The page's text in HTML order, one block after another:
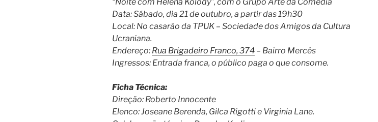
Data: Sábado, dia 21 de outubro, a partir das 19h30
Local: No casarão da TPUK – Sociedade dos Amigos da Cultura
Ucraniana.
Endereço: Rua Brigadeiro Franco, 374 – Bairro Mercês
Ingressos: Entrada franca, o público paga o que consome.
Ficha Técnica:
Direção: Roberto Innocente
Elenco: Joseane Berenda, Gilca Rigotti e Virginia Lane.